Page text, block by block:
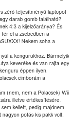
zéró teljesítményű laptopot
darab gomb található?
4:3 a kijelzőaránya? És
fér el a zsebedben a
Nekem soha a
a kengurukhoz. Bármelyik
keveréke és van rajta egy
éppen ilyen.
cimborám a
(nem, nem a Polacsek) Wii
illetve értékesítésére.
kellett, pedig majdnem
pofás kis pakk volt.